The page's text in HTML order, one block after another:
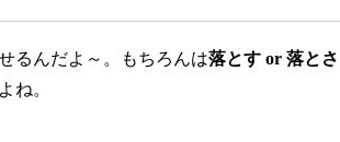
るんだよ～。もちろんは落とす or 落とさ
ね。